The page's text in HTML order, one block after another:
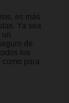
es más
Ya sea
un
de
los
como para